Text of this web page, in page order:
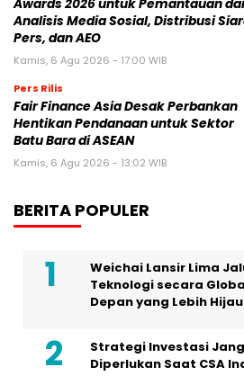
Awards 2026 untuk Pemantauan
Analisis Media Sosial, Distribusi
Pers, dan AEO
Kamis, 6 Agu 2026 - 17:00 WIB
Pers Rilis
Fair Finance Asia Desak Perbankan
Hentikan Pendanaan untuk Sektor
Batu Bara di ASEAN
Kamis, 6 Agu 2026 - 13:02 WIB
BERITA POPULER
Weichai Lansir Lima
Teknologi secara
Depan yang Lebih
Strategi Investasi
Diperlukan Saat CSA